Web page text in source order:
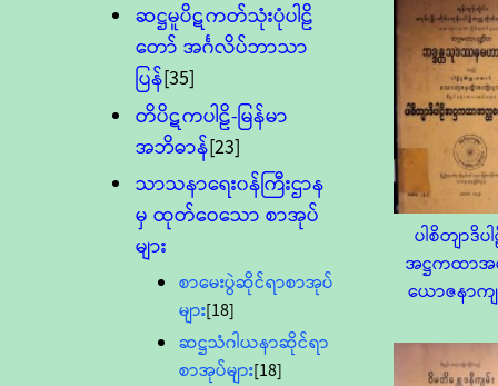
ဆဋ္ဌမူပိဋကတ်သုံးပုံပါဠိ
တော် အင်္ဂလိပ်ဘာသာ
ပြန်[35]
တိပိဋကပါဠိ-မြန်မာ
အဘိဓာန်[23]
သာသနာရေး၀န်ကြီးဌာန
မှ ထုတ်ဝေသော စာအုပ်
များ
စာမေးပွဲဆိုင်ရာစာအုပ်
များ[18]
ဆဋ္ဌသံဂါယနာဆိုင်ရာ
စာအုပ်များ[18]
ပါစိတျာဒိပ
အဋ္ဌကထာအ
ယောဇနာကျ